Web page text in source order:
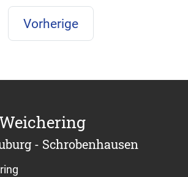
Vorherige
- Schrobenhausen